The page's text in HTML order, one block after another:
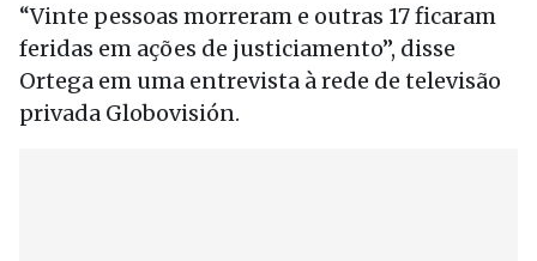
“Vinte pessoas morreram e outras 17 ficaram
feridas em ações de justiciamento”, disse
Ortega em uma entrevista à rede de televisão
privada Globovisión.